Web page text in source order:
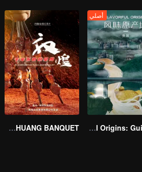
أصلي
Flavorful Origins: Gui Yang
AN EVERLASTING DUNHUANG BANQUET